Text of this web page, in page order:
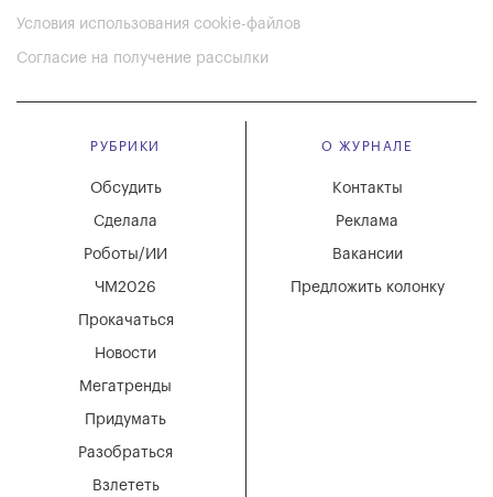
Условия использования cookie-файлов
Согласие на получение рассылки
РУБРИКИ
Мегатренды
Придумать
Разобраться
Взлететь
Новости
Обсудить
Сделала
Роботы/ИИ
ЧМ2026
Прокачаться
О ЖУРНАЛЕ
Вакансии
Реклама
Контакты
Предложить колонку